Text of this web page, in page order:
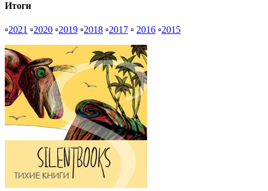
Итоги
▫2021 ▫2020 ▫2019 ▫2018 ▫2017 ▫ 2016 ▫2015